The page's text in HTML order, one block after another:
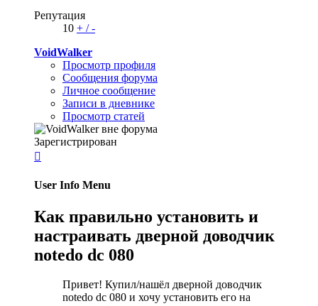
Репутация
10 + /-
VoidWalker
Просмотр профиля
Сообщения форума
Личное сообщение
Записи в дневнике
Просмотр статей
Зарегистрирован

User Info Menu
Как правильно установить и
настраивать дверной доводчик
notedo dc 080
Привет! Купил/нашёл дверной доводчик
notedo dc 080 и хочу установить его на